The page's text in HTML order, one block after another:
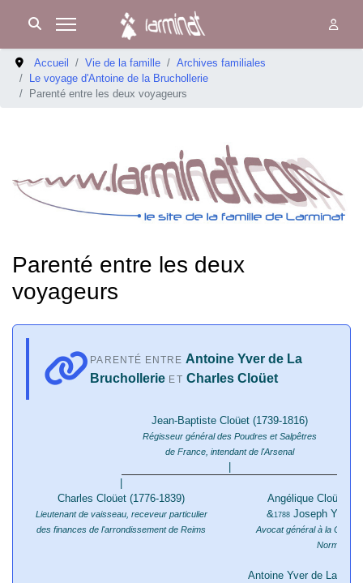
Accueil Vie de la famille
Archives familiales
Le voyage d'Antoine de la Bruchollerie
Parenté entre les deux voyageurs
Parenté entre les deux
voyageurs
PARENTÉ ENTRE Antoine Yver de La
Bruchollerie ET Charles Cloüet
Jean-Baptiste Cloüet (1739-1816)
Régisseur général des Poudres et Salpêtres
de France, intendant de l'Arsenal
Charles Cloüet (1776-1839)
Lieutenant de vaisseau, receveur particulier
des finances de l'arrondissement de Reims
Angélique Cloüet
&1788Joseph Yver
Avocat général à la Cour
Normandie
Antoine Yver de La